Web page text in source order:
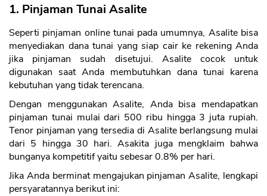
1. Pinjaman Tunai Asalite
Seperti pinjaman online tunai pada umumnya, Asalite bisa
menyediakan dana tunai yang siap cair ke rekening Anda
jika pinjaman sudah disetujui. Asalite cocok untuk
digunakan saat Anda membutuhkan dana tunai karena
kebutuhan yang tidak terencana.
Dengan menggunakan Asalite, Anda bisa mendapatkan
pinjaman tunai mulai dari 500 ribu hingga 3 juta rupiah.
Tenor pinjaman yang tersedia di Asalite berlangsung mulai
dari 5 hingga 30 hari. Asakita juga mengklaim bahwa
bunganya kompetitif yaitu sebesar 0.8% per hari.
Jika Anda berminat mengajukan pinjaman Asalite, lengkapi
persyaratannya berikut ini: